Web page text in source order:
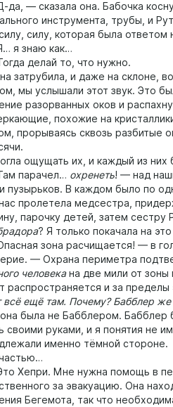
— сказала она. Бабочка
инструмента, трубы, и
силу, которая была ответом
я знаю как…
делай то, что нужно.
затрубила, и даже на склоне,
мы услышали этот звук. Это
разорванных оков и
похожие на
прорываясь сквозь разбитые
ощущать их, и каждый из них
парачел… охренеть! — над
пузырьков. В каждом было по
пролетела медсестра,
парочку детей, затем сестру
? Я только покачала на
зона расчищается! — в
— Охрана периметра
человекана две мили от зоны
распространяется и за пределы
ещё там. Почему? Бабблер же
была не Бабблером. Бабблер
своими руками, и я понятия не
именно тёмной стороне.
Хепри. Мне нужна помощь в
за эвакуацию. Она
Бегемота, так что